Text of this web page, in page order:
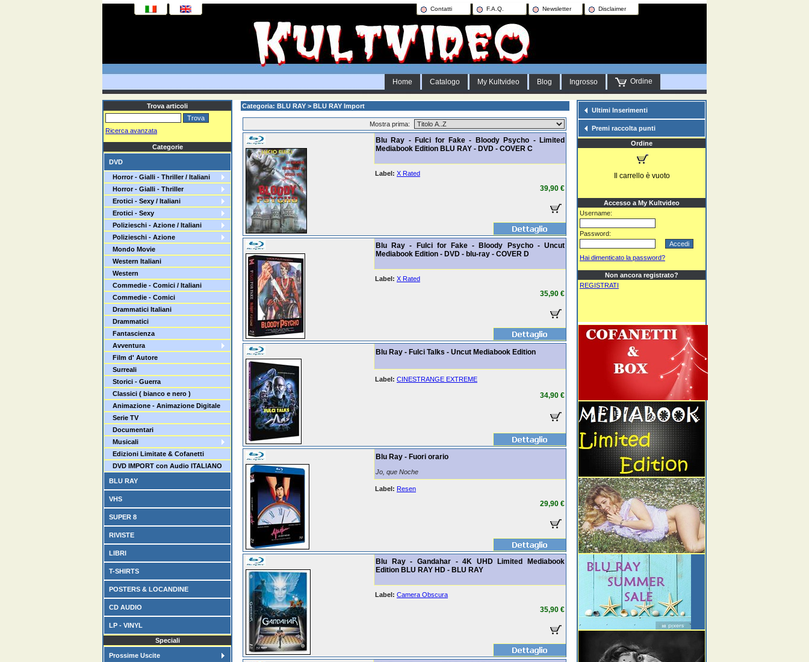
Contatti F.A.Q. Newsletter Disclaimer
Home Catalogo My Kultvideo Blog Ingrosso Ordine
Trova articoli
Ricerca avanzata
Categorie
DVD
Horror - Gialli - Thriller / Italiani
Horror - Gialli - Thriller
Erotici - Sexy / Italiani
Erotici - Sexy
Polizieschi - Azione / Italiani
Polizieschi - Azione
Mondo Movie
Western Italiani
Western
Commedie - Comici / Italiani
Commedie - Comici
Drammatici Italiani
Drammatici
Fantascienza
Avventura
Film d' Autore
Surreali
Storici - Guerra
Classici ( bianco e nero )
Animazione - Animazione Digitale
Serie TV
Documentari
Musicali
Edizioni Limitate & Cofanetti
DVD IMPORT con Audio ITALIANO
BLU RAY
VHS
SUPER 8
RIVISTE
LIBRI
T-SHIRTS
POSTERS & LOCANDINE
CD AUDIO
LP - VINYL
Speciali
Prossime Uscite
Categoria: BLU RAY > BLU RAY Import
Mostra prima:
Blu Ray - Fulci for Fake - Bloody Psycho - Limited
Mediabook Edition BLU RAY - DVD - COVER C
Label: X Rated
39,90 €
Blu Ray - Fulci for Fake - Bloody Psycho - Uncut
Mediabook Edition - DVD - blu-ray - COVER D
Label: X Rated
35,90 €
Blu Ray - Fulci Talks - Uncut Mediabook Edition
Label: CINESTRANGE EXTREME
34,90 €
Blu Ray - Fuori orario
Jo, que Noche
Label: Resen
29,90 €
Blu Ray - Gandahar - 4K UHD Limited Mediabook
Edition BLU RAY HD - BLU RAY
Label: Camera Obscura
35,90 €
Ultimi Inserimenti
Premi raccolta punti
Ordine
Il carrello è vuoto
Accesso a My Kultvideo
Username:
Password:
Hai dimenticato la password?
Non ancora registrato?
REGISTRATI